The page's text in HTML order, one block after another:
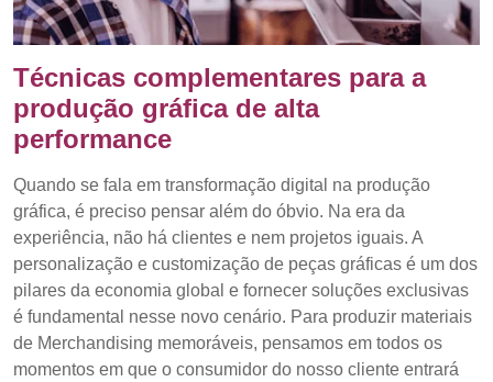
Técnicas complementares para a
produção gráfica de alta
performance
Quando se fala em transformação digital na produção
gráfica, é preciso pensar além do óbvio. Na era da
experiência, não há clientes e nem projetos iguais. A
personalização e customização de peças gráficas é um dos
pilares da economia global e fornecer soluções exclusivas
é fundamental nesse novo cenário. Para produzir materiais
de Merchandising memoráveis, pensamos em todos os
momentos em que o consumidor do nosso cliente entrará